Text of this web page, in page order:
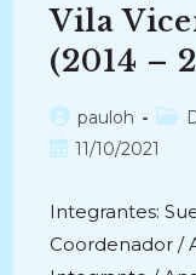
Vila
(2014 –
Autor
do
pauloh
do
Post11/10/2021
Integrantes:
Coordenador /